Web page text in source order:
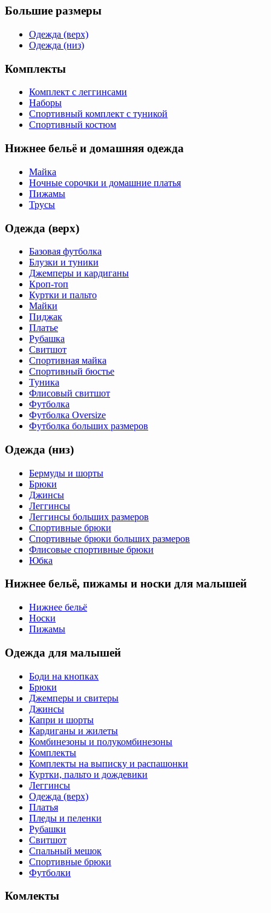
Большие размеры
Одежда (верх)
Одежда (низ)
Комплекты
Комплект с леггинсами
Наборы
Спортивный комплект с туникой
Спортивный костюм
Нижнее бельё и домашняя одежда
Майка
Ночные сорочки и домашние платья
Пижамы
Трусы
Одежда (верх)
Базовая футболка
Блузки и туники
Джемперы и кардиганы
Кроп-топ
Куртки и пальто
Майки
Пиджак
Платье
Рубашка
Свитшот
Спортивная майка
Спортивный бюстье
Туника
Флисовый свитшот
Футболка
Футболка Oversize
Футболка больших размеров
Одежда (низ)
Бермуды и шорты
Брюки
Джинсы
Леггинсы
Леггинсы больших размеров
Спортивные брюки
Спортивные брюки больших размеров
Флисовые спортивные брюки
Юбка
Нижнее бельё, пижамы и носки для малышей
Нижнее бельё
Носки
Пижамы
Одежда для малышей
Боди на кнопках
Брюки
Джемперы и свитеры
Джинсы
Капри и шорты
Кардиганы и жилеты
Комбинезоны и полукомбинезоны
Комплекты
Комплекты на выписку и распашонки
Куртки, пальто и дождевики
Леггинсы
Одежда (верх)
Платья
Пледы и пеленки
Рубашки
Свитшот
Спальный мешок
Спортивные брюки
Футболки
Комлекты